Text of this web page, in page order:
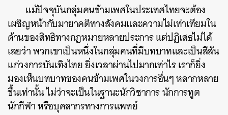
แม้ปัจจุบันกลุ่มคนข้ามเพศในประเทศไทยจะต้อง
เผชิญหน้ากับมายาคติทางสังคมและความไม่เท่าเทียมใน
ด้านของสิทธิทางกฎหมายหลายประการ แต่ปฏิเสธไม่ได้
เลยว่า พวกเขาเป็นหนึ่งในกลุ่มคนที่มีบทบาทและเป็นสีสัน
แก่วงการบันเทิงไทย ยิ่งเวลาผ่านไปมากเท่าไร เราก็ยิ่ง
มองเห็นบทบาทของคนข้ามเพศในวงการอื่นๆ หลากหลาย
ขึ้นเท่านั้น ไม่ว่าจะเป็นในฐานะนักวิชาการ นักการทูต
นักกีฬา หรือบุคลากรทางการแพทย์